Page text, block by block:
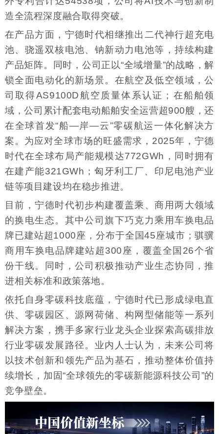
造全流程深度融合取得突破。
在产品方面，宁德时代相继推出二代神行超充电
池、骁遥双核电池、钠新动力电池等，持续构建
产品矩阵。同时，公司正以“全域增量”的战略，解
锁全面电动化的新场景。在航空及低空领域，公
司取得AS9100D航空质量体系认证；在船舶领
域，公司累计配套电动船舶安全运营超900艘，还
在全球首发“船—岸—云”零碳航运一体化解决方
案。为应对全球市场的旺盛需求，2025年，宁德
时代在全球布局产能规模达772GWh，同时拥有
在建产能321GWh；匈牙利工厂、印尼电池产业
链等项目建设均在稳步推进。
目前，宁德时代初步构建覆盖乘、商用两大领域
的换电生态。其中公司旗下巧克力乘用车换电品
牌已建站超1000座，分布于全国45座城市；骐骥
商用车换电品牌建站超300座，覆盖全国26个省
份干线。同时，公司积极推动产业生态协同，推
进相关标准和政策落地。
依托自身零碳科技底蕴，宁德时代已形成绿电直
供、零碳园区、源网荷储、构网型储能等一系列
解决方案，携手多家行业龙头企业探索高碳排放
行业零碳发展路径。业内人士认为，未来公司将
以技术创新和领先产品为基石，推动整体价值持
续增长，加固“全球领先的零碳新能源科技公司”的
竞争壁垒。